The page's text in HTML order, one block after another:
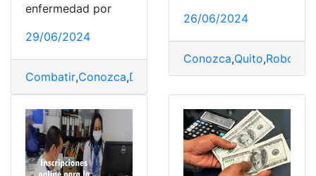
enfermedad por
29/06/2024
Combatir,Conozca,Directo ,Ecuador,Frutas,Gripe,
26/06/2024
Conozca,Quito,Robos